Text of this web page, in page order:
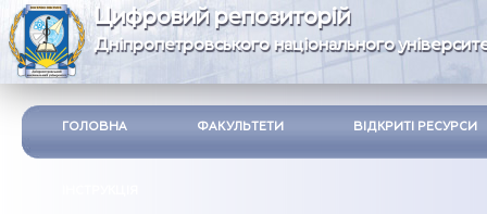
Цифровий репозиторій
Дніпропетровського національного
ГОЛОВНА ФАКУЛЬТЕТИ ВІДКРИТІ РЕСУРСИ